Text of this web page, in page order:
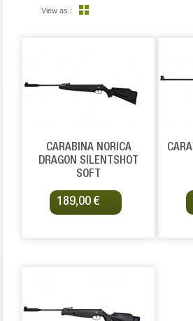
View as :
CARABINA NORICA
DRAGON SILENTSHOT
SOFT
189,00 €